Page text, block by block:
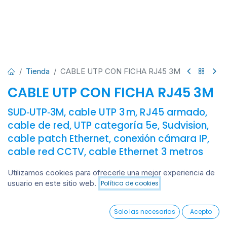
Añadir al carrito
0
Wishlist Account
Tienda CABLE UTP CON FICHA RJ45 3M
CABLE UTP CON FICHA RJ45 3M
SUD‑UTP‑3M, cable UTP 3 m, RJ45 armado,
cable de red, UTP categoría 5e, Sudvision,
cable patch Ethernet, conexión cámara IP,
cable red CCTV, cable Ethernet 3 metros
Sudvision Cable UTP armado con conectores RJ45
estándar, de 3 metros de longitud. Categoría 5e, diseñado
para transmisión de datos en redes locales y sistemas de
dispositivos como cámaras, routers, switches o grabadores.
Ideal para instalaciones medianas en hogares, oficinas o
Utilizamos cookies para ofrecerle una mejor experiencia de
usuario en este sitio web. Política de cookies
Solo las necesarias Acepto